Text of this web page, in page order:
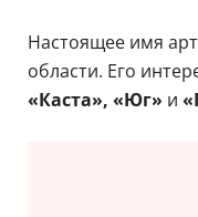
Настоящее имя
области. Его
«Каста», «Юг» и